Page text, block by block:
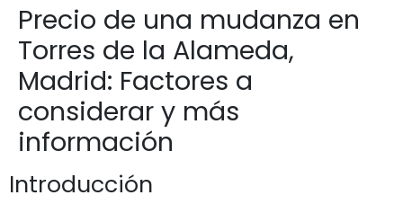
Precio de una mudanza en
Torres de la Alameda,
Madrid: Factores a
considerar y más
información
Introducción